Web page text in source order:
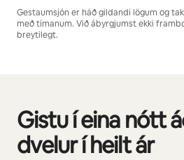
Gestaumsjón er háð gildandi lögum og
með tímanum. Við ábyrgjumst ekki
breytilegt.
Gistu í eina nótt
dvelur í heilt ár
0 atriði af 0 sýnd